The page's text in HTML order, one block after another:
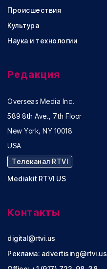
Происшествия
Культура
Наука и технологии
Редакция
Overseas Media Inc.
589 8th Ave., 7th Floor
New York, NY 10018
USA
Телеканал RTVI
Mediakit RTVI US
Контакты
digital@rtvi.us
Реклама: advertising@rtvi.us